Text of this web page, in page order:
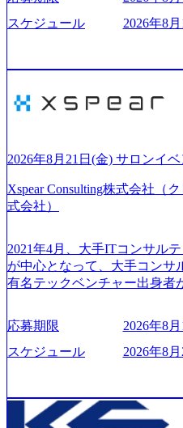
急速な成長を遂げている。
戦略立案、IT導入までをワン
ティングファームである。 ​-
名を擁し、事業拡大を続けている。 「人」にフ
当てたコンサルティング会社
としたサービスを提供してい
ティングファームやSIer、事
の社員が活躍している。 年間
制、有給休暇初年度10日（消
ど、充実した休暇制度を整備
リフレッシュ休暇など、社員
する取り組みが充実している。 2026年8月13日(木)
0:30予定 2026年8月7日(金)
界セミナーを実施しています
ージのぼんやりしていた部分
の全体感や実際に働いていら
して、留学支援・訪日教育旅
を展開している Mission:より
ラになる Value：
て伝える、自責かつ利他の精
る、失敗を恐れずにふみだ
WNERSHIP当事者であろう
だわろう 今すぐ決める、すば
回す、結果が出るまでやり抜
0:00 (60分) 2026年8月7日(金)
です。評価の場ではないため
方にもご参加いただけます。
ため、在職中の方も有給を取
慮なくご参加いただけます。
旅行事業の内容とビジネスモ
社後のキャリアパス ・質疑応
eet) ・営業・マーケティング
リアを検討されている方 ・
が、情報収集を進めたい段階
希望される方
スケジュール
2026年8
2026年8月21日(金) サロンイベ
Xspear Consulting株式会社（
式会社）
2021年4月、大手ITコンサル
が中心となって、大手コンサ
有名テックベンチャー出身者
い」という想いの下で立ち上
ーがビジネスの成功に大きな
て、20年以上にわたって
つ、あらゆる業種・業界のク
化を支援するために、戦略策
務改善、実行支援などのコン
応募期限
2026年8
スケジュール
2026年8